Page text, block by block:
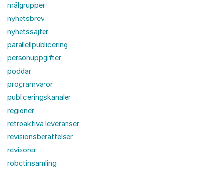
målgrupper
nyhetsbrev
nyhetssajter
parallellpublicering
personuppgifter
poddar
programvaror
publiceringskanaler
regioner
retroaktiva leveranser
revisionsberättelser
revisorer
robotinsamling